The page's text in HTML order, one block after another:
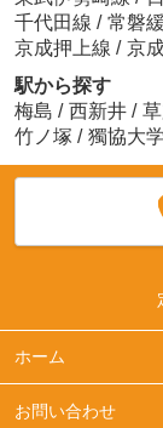
千代田線 / 常磐
京成押上線 / 京
駅から探す
梅島 / 西新井 /
竹ノ塚 / 獨協大
ホーム
お問い合わせ